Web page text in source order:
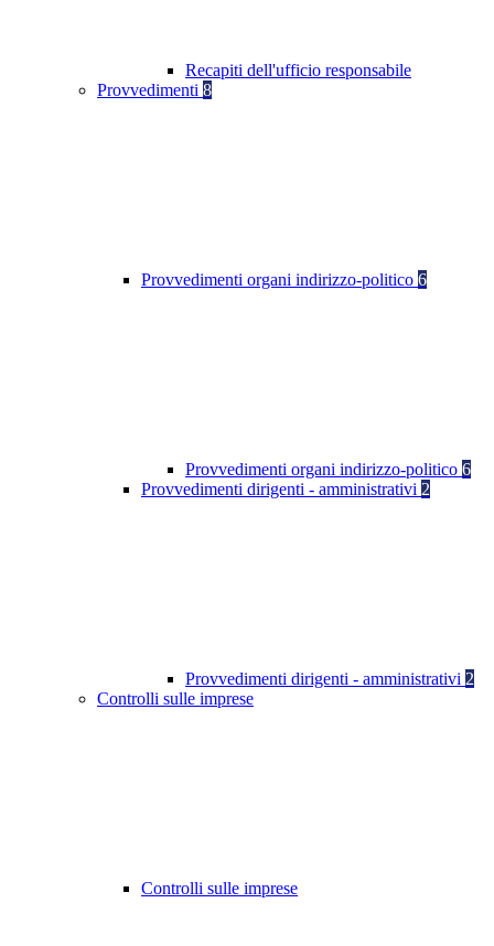
Recapiti dell'ufficio responsabile
Provvedimenti 8
Provvedimenti organi indirizzo-politico 6
Provvedimenti organi indirizzo-politico 6
Provvedimenti dirigenti - amministrativi 2
Provvedimenti dirigenti - amministrativi 2
Controlli sulle imprese
Controlli sulle imprese